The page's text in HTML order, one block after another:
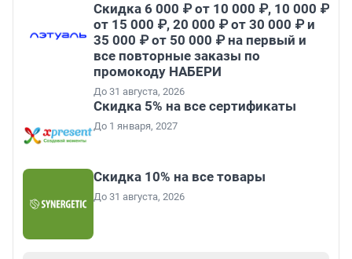
Скидка 6 000 ₽ от 10 000 ₽, 10 000 ₽
от 15 000 ₽, 20 000 ₽ от 30 000 ₽ и
35 000 ₽ от 50 000 ₽ на первый и
все повторные заказы по
промокоду НАБЕРИ
До 31 августа, 2026
Скидка 5% на все сертификаты
До 1 января, 2027
Скидка 10% на все товары
До 31 августа, 2026